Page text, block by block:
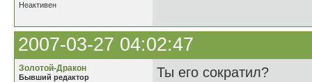
Неактивен
2007-03-27 04:02:47
Золотой-Дракон
Бывший редактор
Ты его сократил?